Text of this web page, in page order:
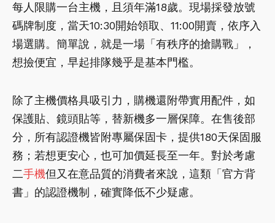
每人限購一台主機，且須年滿18歲。現場採發放號
碼牌制度，當天10:30開始領取、11:00開賣，依序入
場選購。簡單說，就是一場「有秩序的搶購戰」，
想撿便宜，早起排隊幾乎是基本門檻。
除了主機價格具吸引力，購機還附帶實用配件，如
保護貼、鏡頭貼等，替新機多一層保障。在售後部
分，所有認證機皆附專屬保固卡，提供180天保固服
務；若想更安心，也可加價延長至一年。對於考慮
二手機但又在意品質的消費者來說，這類「官方背
書」的認證機制，確實降低不少疑慮。